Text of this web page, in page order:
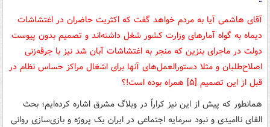
آقای هاشمی آیا به مردم خواهد گفت که اکثریت حاضران در اغتشاشات
دیماه به گواه آمارهای وزارت کشور شغل داشته‌اند و تصمیم بدون پیوست
دولت در ماجرای بنزین که منجر به اغتشاشات آبان شد نیز با جرقه‌زنی
اصلاح‌طلبان و مثلا دستورالعمل‌های آنها برای اشغال مراکز حساس نظام در
قبل از این تصمیم [۵] همراه بوده است!؟
همانطور که پیش از این نیز کراراً در وبلاگ مشرق اشاره کرده‌ایم؛ بحث
القای ناامیدی و نبود سرمایه اجتماعی در ایران یک پروژه و بازی‌سازی روانی